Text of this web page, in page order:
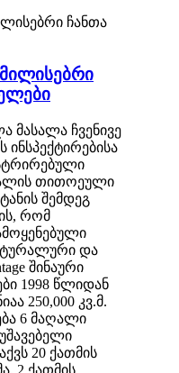
მასალა ჩვენივე
თითოეული
შემდეგ
რომ
და
შინაური
1998 წლიდან
250,000 კვ.მ.
6 მაღალი
20 ქათმის
2 ქათმის